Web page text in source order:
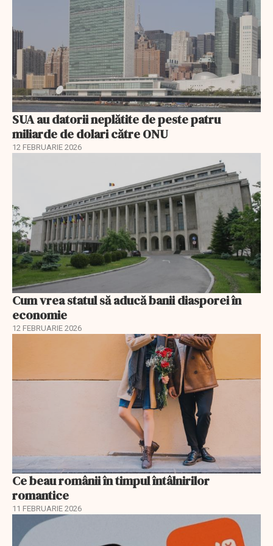
SUA au datorii neplătite de peste patru
miliarde de dolari către ONU
12 FEBRUARIE 2026
Cum vrea statul să aducă banii diasporei în
economie
12 FEBRUARIE 2026
Ce beau românii în timpul întâlnirilor
romantice
11 FEBRUARIE 2026